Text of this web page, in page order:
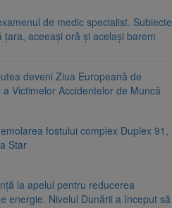
de medic specialist. Subiecte
țara, aceeași oră și același barem
deveni Ziua Europeană de
Victimelor Accidentelor de Muncă
fostului complex Duplex 91,
Star
la apelul pentru reducerea
energie. Nivelul Dunării a început să